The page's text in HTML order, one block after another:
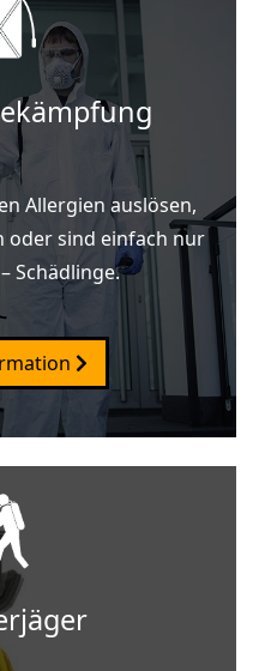
Allergien auslösen,
oder sind einfach nur
Schädlinge.